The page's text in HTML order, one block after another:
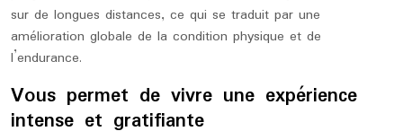
sur de longues distances, ce qui se traduit par une
amélioration globale de la condition physique et de
l’endurance.
Vous permet de vivre une expérience
intense et gratifiante